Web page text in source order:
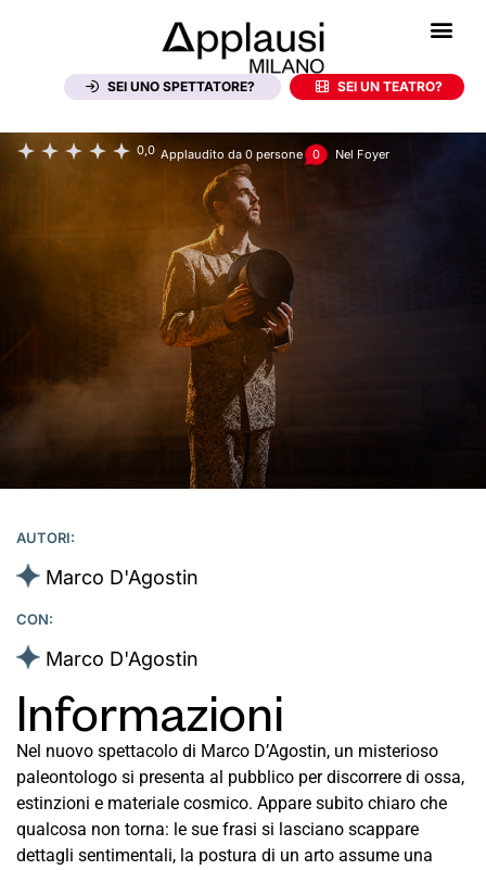
SEI UNO SPETTATORE? SEI UN TEATRO?
Piccolo Teatro Studio Melato
Asteroide
0,0 Applaudito da 0 persone 0 Nel Foyer
AUTORI:
Marco D'Agostin
CON:
Marco D'Agostin
Informazioni
Nel nuovo spettacolo di Marco D’Agostin, un misterioso
paleontologo si presenta al pubblico per discorrere di ossa,
estinzioni e materiale cosmico. Appare subito chiaro che
qualcosa non torna: le sue frasi si lasciano scappare
dettagli sentimentali, la postura di un arto assume una